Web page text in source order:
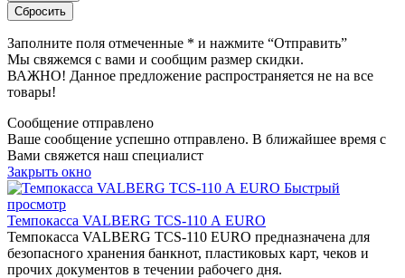
Заполните поля отмеченные * и нажмите “Отправить”
Мы свяжемся с вами и сообщим размер скидки.
ВАЖНО! Данное предложение распространяется не на все
товары!
Сообщение отправлено
Ваше сообщение успешно отправлено. В ближайшее время с
Вами свяжется наш специалист
Закрыть окно
Быстрый
просмотр
Темпокасса VALBERG TCS-110 А EURO
Темпокасса VALBERG TCS-110 EURO предназначена для
безопасного хранения банкнот, пластиковых карт, чеков и
прочих документов в течении рабочего дня.